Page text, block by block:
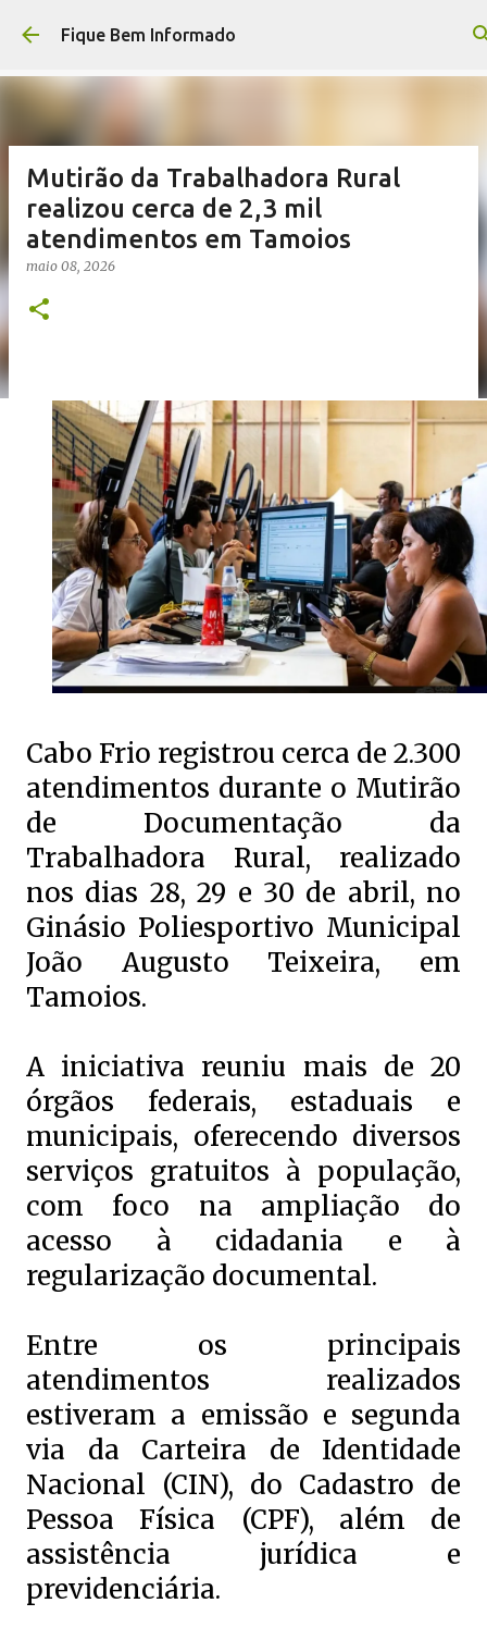
Pular para o conteúdo principal
Fique Bem Informado
Mutirão da Trabalhadora Rural
realizou cerca de 2,3 mil
atendimentos em Tamoios
maio 08, 2026
Cabo Frio registrou cerca de 2.300
atendimentos durante o Mutirão
de Documentação da
Trabalhadora Rural, realizado
nos dias 28, 29 e 30 de abril, no
Ginásio Poliesportivo Municipal
João Augusto Teixeira, em
Tamoios.
A iniciativa reuniu mais de 20
órgãos federais, estaduais e
municipais, oferecendo diversos
serviços gratuitos à população,
com foco na ampliação do
acesso à cidadania e à
regularização documental.
Entre os principais
atendimentos realizados
estiveram a emissão e segunda
via da Carteira de Identidade
Nacional (CIN), do Cadastro de
Pessoa Física (CPF), além de
assistência jurídica e
previdenciária.